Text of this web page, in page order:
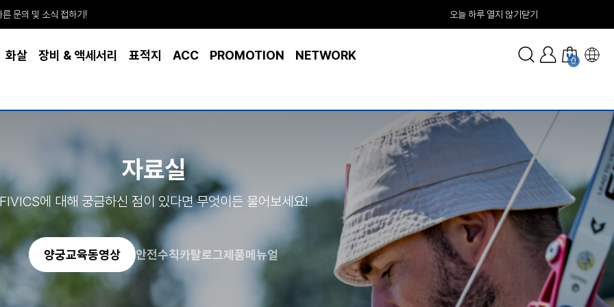
른 문의 및 소식 접하기! 오늘 하루 열지 않기 닫기
화살 장비 & 액세서리 표적지 ACC PROMOTION NETWORK 0
자료실
에 대해 궁금하신 점이 있다면 무엇이든 물어보세요!
양궁교육동영상 안전수칙카탈로그제품메뉴얼